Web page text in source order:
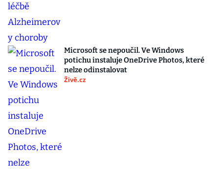
Microsoft se nepoučil. Ve Windows
potichu instaluje OneDrive Photos, které
nelze odinstalovat
Živě.cz